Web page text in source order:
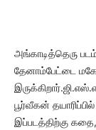
அங்காடித்தெரு
தேனாம்பேட்டை
பூர்வீகன்
இப்படத்திற்கு